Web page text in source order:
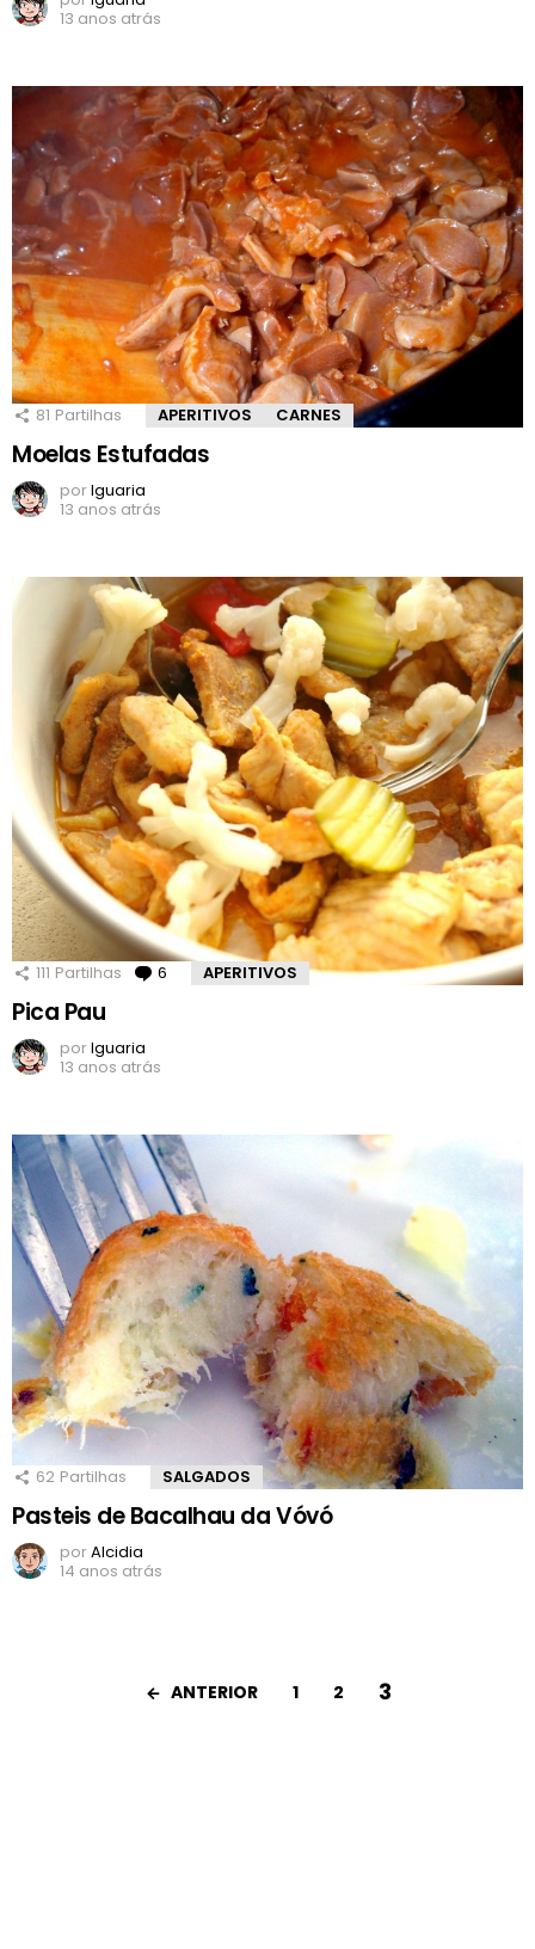
13 anos atrás
81 Partilhas APERITIVOS CARNES
Moelas Estufadas
porIguaria
13 anos atrás
111 Partilhas 6 Comentários
APERITIVOS
Pica Pau
porIguaria
13 anos atrás
62 Partilhas SALGADOS
Pasteis de Bacalhau da Vóvó
porAlcidia
14 anos atrás
ANTERIOR 1 2 3